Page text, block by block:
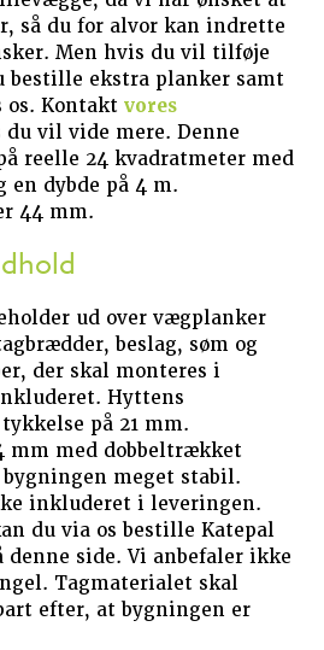
så du for alvor kan indrette
Men hvis du vil tilføje
bestille ekstra planker samt
os. Kontaktvores
du vil vide mere. Denne
reelle 24 kvadratmeter med
en dybde på 4 m.
44 mm.
ud over vægplanker
beslag, søm og
der skal monteres i
Hyttens
på 21 mm.
mm med dobbeltrækket
meget stabil.
inkluderet i leveringen.
du via os bestille Katepal
denne side. Vi anbefaler ikke
Tagmaterialet skal
efter, at bygningen er